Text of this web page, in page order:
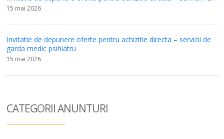
15 mai 2026
Invitatie de depunere oferte pentru achizitie directa – servicii de
garda medic psihiatru
15 mai 2026
CATEGORII ANUNTURI